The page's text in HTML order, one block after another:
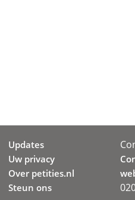
Updates
Uw privacy
Over petities.nl
Steun ons